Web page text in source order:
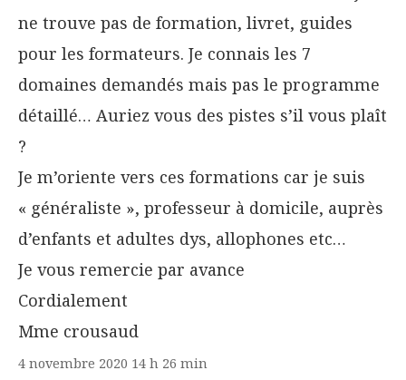
c
l
e
ne trouve pas de formation, livret, guides
pour les formateurs. Je connais les 7
domaines demandés mais pas le programme
détaillé… Auriez vous des pistes s’il vous plaît
?
Je m’oriente vers ces formations car je suis
« généraliste », professeur à domicile, auprès
d’enfants et adultes dys, allophones etc…
Je vous remercie par avance
Cordialement
Mme crousaud
4 novembre 2020 14 h 26 min